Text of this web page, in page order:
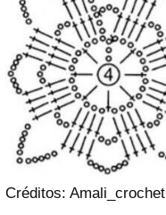
Créditos: Amali_crochet